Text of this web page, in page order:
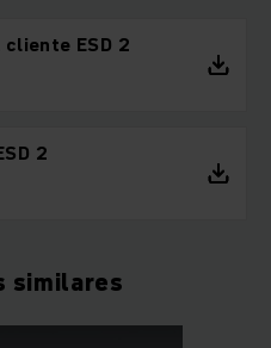
ESD 2
2
similares